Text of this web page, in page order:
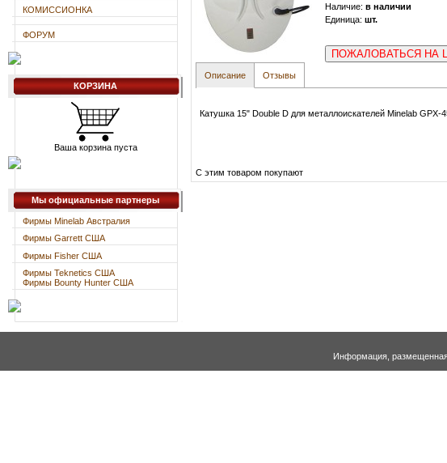
КОМИССИОНКА
ФОРУМ
КОРЗИНА
Ваша корзина пуста
Мы официальные партнеры
Фирмы Minelab Австралия
Фирмы Garrett США
Фирмы Fisher США
Фирмы Teknetics США
Фирмы Bounty Hunter США
Наличие: в наличии
Единица: шт.
ПОЖАЛОВАТЬСЯ НА
Описание Отзывы
Катушка 15" Double D для металлоискателей Minelab
С этим товаром покупают
Информация, размещенная